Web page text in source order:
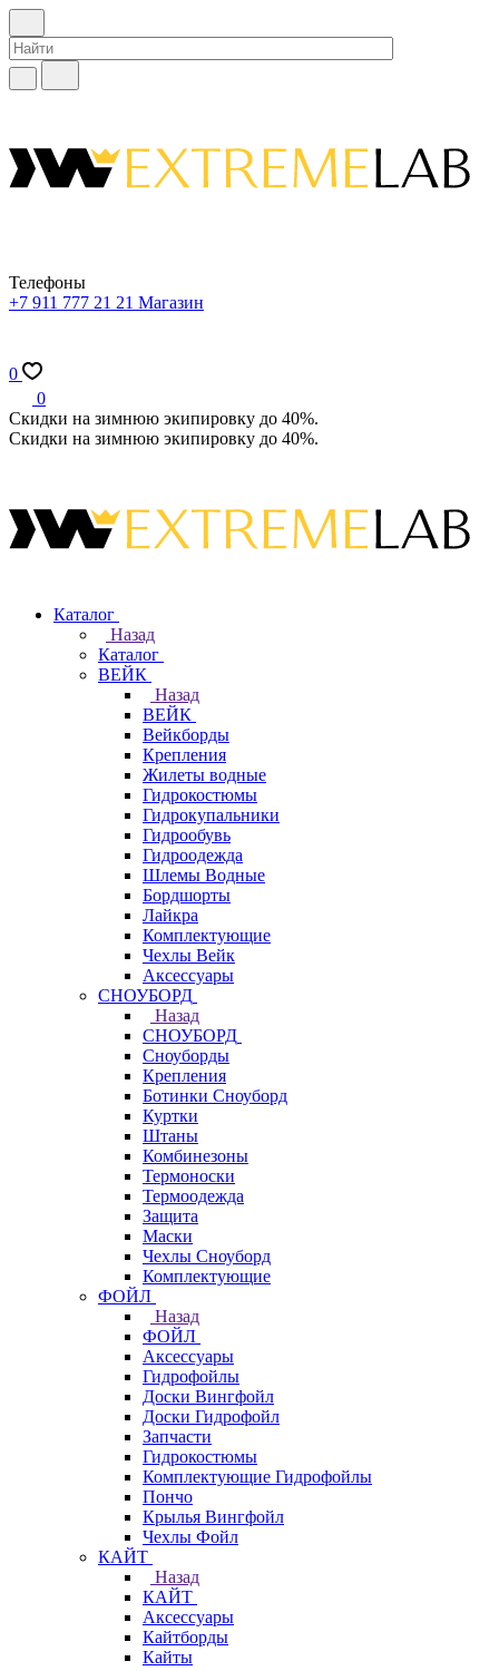
Телефоны
+7 911 777 21 21 Магазин
0
0
Скидки на зимнюю экипировку до 40%.
Скидки на зимнюю экипировку до 40%.
Каталог
Назад
Каталог
ВЕЙК
Назад
ВЕЙК
Вейкборды
Крепления
Жилеты водные
Гидрокостюмы
Гидрокупальники
Гидрообувь
Гидроодежда
Шлемы Водные
Бордшорты
Лайкра
Комплектующие
Чехлы Вейк
Аксессуары
СНОУБОРД
Назад
СНОУБОРД
Сноуборды
Крепления
Ботинки Сноуборд
Куртки
Штаны
Комбинезоны
Термоноски
Термоодежда
Защита
Маски
Чехлы Сноуборд
Комплектующие
ФОЙЛ
Назад
ФОЙЛ
Аксессуары
Гидрофойлы
Доски Вингфойл
Доски Гидрофойл
Запчасти
Гидрокостюмы
Комплектующие Гидрофойлы
Пончо
Крылья Вингфойл
Чехлы Фойл
КАЙТ
Назад
КАЙТ
Аксессуары
Кайтборды
Кайты